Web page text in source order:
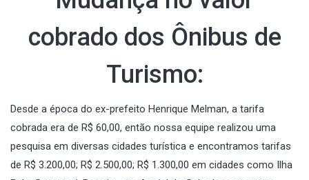
cobrado dos Ônibus de
Turismo:
Desde a época do ex-prefeito Henrique Melman, a tarifa
cobrada era de R$ 60,00, então nossa equipe realizou uma
pesquisa em diversas cidades turística e encontramos tarifas
de R$ 3.200,00; R$ 2.500,00; R$ 1.300,00 em cidades como Ilha